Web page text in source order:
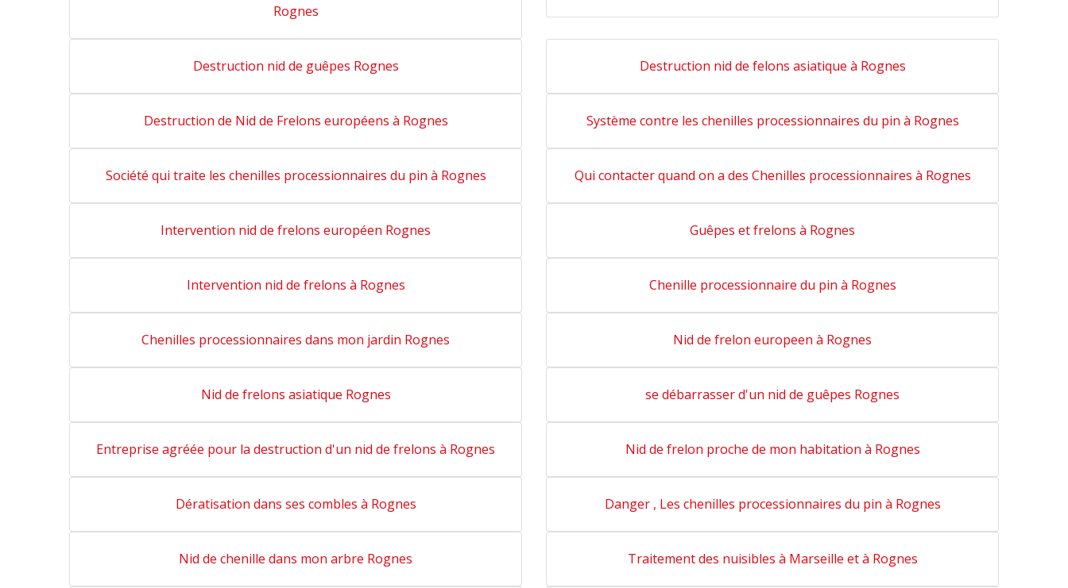
Rognes
Destruction nid de guêpes Rognes Destruction nid de felons asiatique à Rognes
Destruction de Nid de Frelons européens à Rognes Système contre les chenilles processionnaires du pin à Rognes
Société qui traite les chenilles processionnaires du pin à Rognes Qui contacter quand on a des Chenilles processionnaires à Rognes
Intervention nid de frelons européen Rognes Guêpes et frelons à Rognes
Intervention nid de frelons à Rognes Chenille processionnaire du pin à Rognes
Chenilles processionnaires dans mon jardin Rognes Nid de frelon europeen à Rognes
Nid de frelons asiatique Rognes se débarrasser d'un nid de guêpes Rognes
Entreprise agréée pour la destruction d'un nid de frelons à Rognes Nid de frelon proche de mon habitation à Rognes
Dératisation dans ses combles à Rognes Danger , Les chenilles processionnaires du pin à Rognes
Nid de chenille dans mon arbre Rognes Traitement des nuisibles à Marseille et à Rognes